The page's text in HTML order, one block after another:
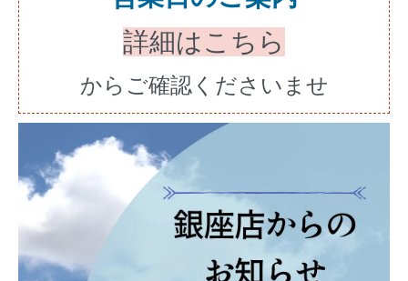
詳細はこちら
からご確認くださいませ